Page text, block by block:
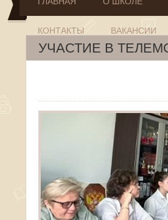
КОНТАКТЫ ВАКАНСИИ
УЧАСТИЕ В